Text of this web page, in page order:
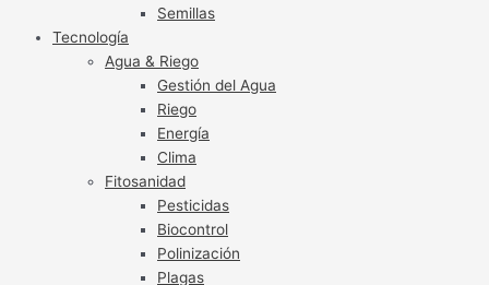
Semillas
Tecnología
Agua & Riego
Gestión del Agua
Riego
Energía
Clima
Fitosanidad
Pesticidas
Biocontrol
Polinización
Plagas